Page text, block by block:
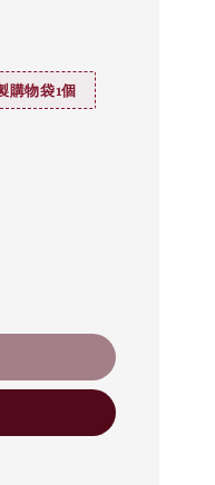
購物袋1個